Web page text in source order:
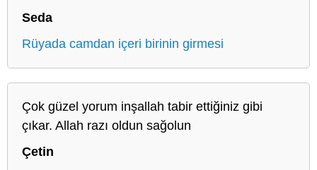
Seda
Rüyada camdan içeri birinin girmesi
Çok güzel yorum inşallah tabir ettiğiniz gibi
çıkar. Allah razı oldun sağolun
Çetin